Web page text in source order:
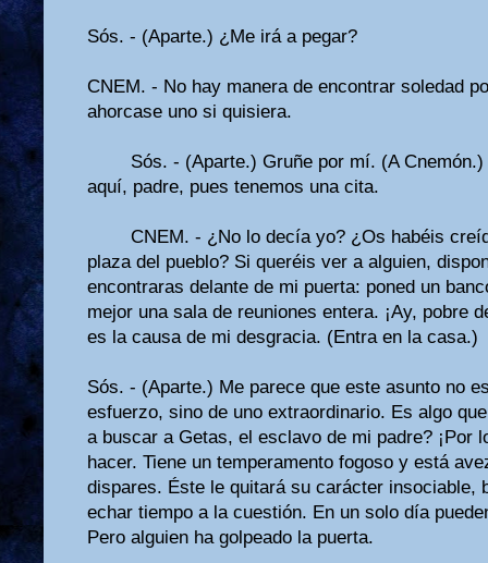
Sós. - (Aparte.) ¿Me irá a pegar?
CNEM. - No hay manera de encontrar soledad
ahorcase uno si quisiera.
Sós. - (Aparte.) Gruñe por mí. (A
aquí, padre, pues tenemos una cita.
CNEM. - ¿No lo decía yo? ¿Os habéis
plaza del pueblo? Si queréis ver a al­guien,
encontraras delante de mi puerta: poned un
mejor una sala de reuniones entera. ¡Ay, pobre
es la causa de mi desgracia. (Entra en la casa.)
Sós. - (Aparte.) Me parece que este asunto no
esfuerzo, sino de uno extraordinario. Es algo
a buscar a Getas, el esclavo de mi padre? ¡Por
hacer. Tiene un temperamento fogoso y está
dispares. Éste le quitará su carácter insociable,
echar tiempo a la cues­tión. En un solo día
Pero alguien ha golpeado la puerta.